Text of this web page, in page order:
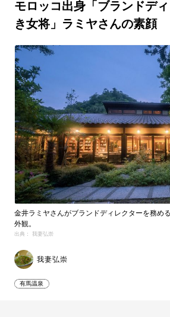
モロッコ出身「ブランドデ
き女将」ラミヤさんの素顔
金井ラミヤさんがブランドディレクターを務め
外観。
出典： 我妻弘崇
我妻弘崇
有馬温泉